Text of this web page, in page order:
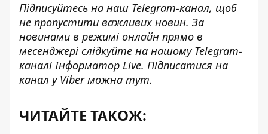
Підписуйтесь на наш Telegram-канал, щоб
не пропустити важливих новин. За
новинами в режимі онлайн прямо в
месенджері слідкуйте на нашому Telegram-
каналіІнформатор Live. Підписатися на
канал у Viber можна тут.
ЧИТАЙТЕ ТАКОЖ: